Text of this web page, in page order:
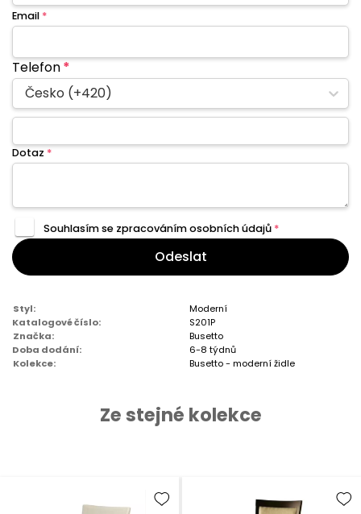
Email *
Telefon*
Česko (+420)
Dotaz *
Souhlasím se zpracovánímosobních údajů *
Odeslat
Styl:
Moderní
Katalogové číslo:
S201P
Značka:
Busetto
Doba dodání:
6-8 týdnů
Kolekce:
Busetto - moderní židle
Ze stejné kolekce